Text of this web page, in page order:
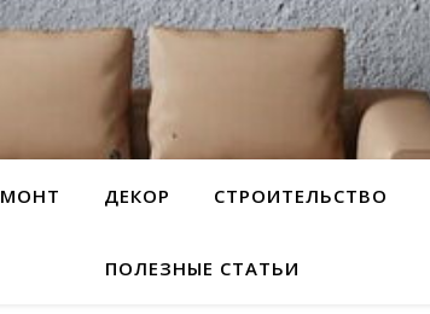
ДЕКОР СТРОИТЕЛЬСТВО
ПОЛЕЗНЫЕ СТАТЬИ